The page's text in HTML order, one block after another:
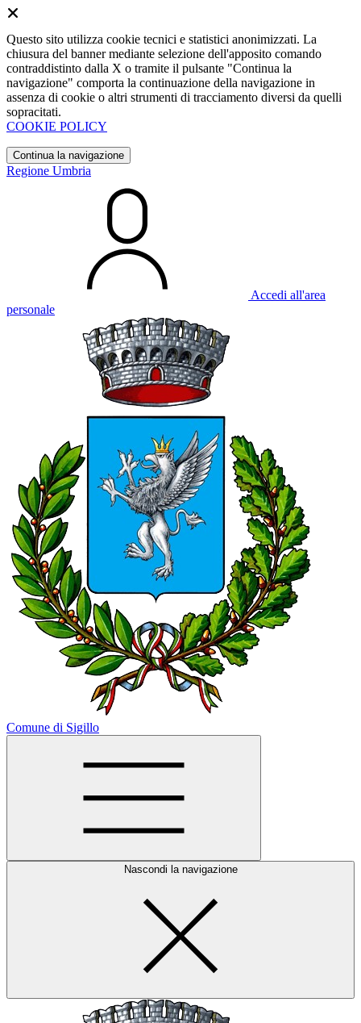
Questo sito utilizza cookie tecnici e statistici anonimizzati. La
chiusura del banner mediante selezione dell'apposito comando
contraddistinto dalla X o tramite il pulsante "Continua la
navigazione" comporta la continuazione della navigazione in
assenza di cookie o altri strumenti di tracciamento diversi da quelli
sopracitati.
COOKIE POLICY
Continua la navigazione
Regione Umbria
Accedi all'area
personale
Comune di Sigillo
Nascondi la navigazione